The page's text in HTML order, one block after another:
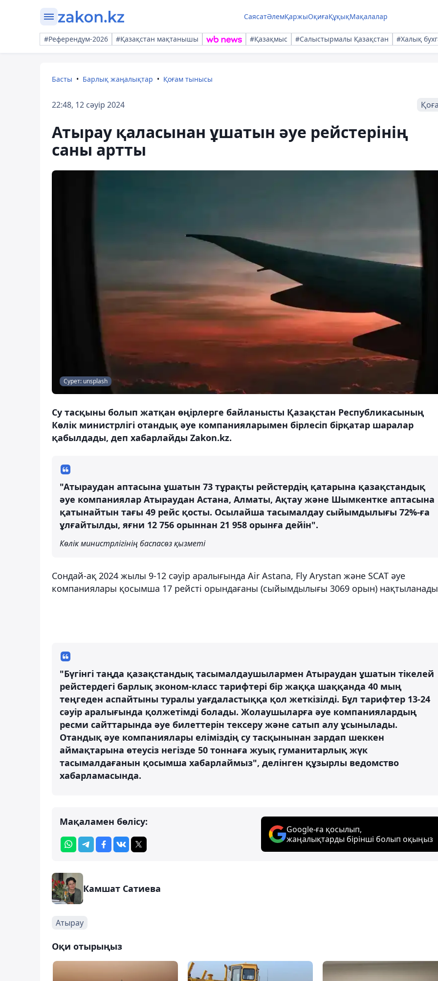
СаясатӘлемҚаржыОқиғаҚұқықМақалалар
#Референдум-2026 #Қазақстан мақтанышы #Қазақмыс #Салыстырмалы Қазақстан #Халық
Басты Барлық жаңалықтар Қоғам тынысы
22:48, 12 сәуір 2024
Атырау қаласынан ұшатын әуе рейстерінің
саны артты
Сурет: unsplash
Су тасқыны болып жатқан өңірлерге байланысты Қазақстан Республикасының
Көлік министрлігі отандық әуе компанияларымен бірлесіп бірқатар шаралар
қабылдады, деп хабарлайды Zakon.kz.
"Атыраудан аптасына ұшатын 73 тұрақты рейстердің қатарына қазақстандық
әуе компаниялар Атыраудан Астана, Алматы, Ақтау және Шымкентке аптасына
қатынайтын тағы 49 рейс қосты. Осылайша тасымалдау сыйымдылығы 72%-ға
ұлғайтылды, яғни 12 756 орыннан 21 958 орынға дейін".
Көлік министрлігінің баспасөз қызметі
Сондай-ақ 2024 жылы 9-12 сәуір аралығында Air Astana, Fly Arystan және SCAT әуе
компаниялары қосымша 17 рейсті орындағаны (сыйымдылығы 3069 орын)
"Бүгінгі таңда қазақстандық тасымалдаушылармен Атыраудан ұшатын тікелей
рейстердегі барлық эконом-класс тарифтері бір жаққа шаққанда 40 мың
теңгеден аспайтыны туралы уағдаластыққа қол жеткізілді. Бұл тарифтер 13-24
сәуір аралығында қолжетімді болады. Жолаушыларға әуе компаниялардың
ресми сайттарында әуе билеттерін тексеру және сатып алу ұсынылады.
Отандық әуе компаниялары еліміздің су тасқынынан зардап шеккен
аймақтарына өтеусіз негізде 50 тоннаға жуық гуманитарлық жүк
тасымалдағанын қосымша хабарлаймыз", делінген құзырлы ведомство
хабарламасында.
Мақаламен бөлісу:
Google-ға қосылып,
жаңалықтарды бірінші болып оқыңыз
Камшат Сатиева
Атырау
Оқи отырыңыз